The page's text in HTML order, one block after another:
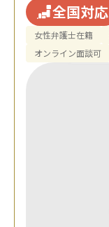
全国対応
女性弁護士在籍
オンライン面談可